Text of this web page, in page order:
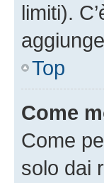
limiti).
Top
Come
Come
solo dai